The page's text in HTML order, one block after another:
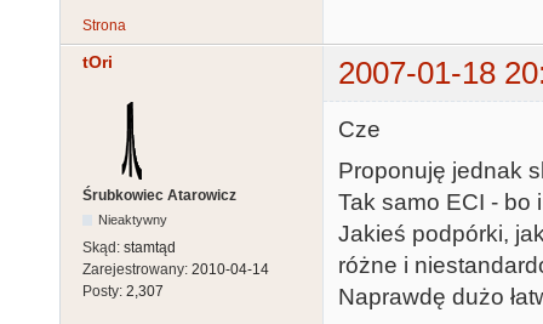
Strona
tOri 2007-01-18
Śrubkowiec Atarowicz
Nieaktywny
Skąd: stamtąd
Zarejestrowany: 2010-04-14
Posty: 2,307
Cze
Proponuję jednak
Tak samo ECI - bo
Jakieś podpórki,
różne i
Naprawdę dużo